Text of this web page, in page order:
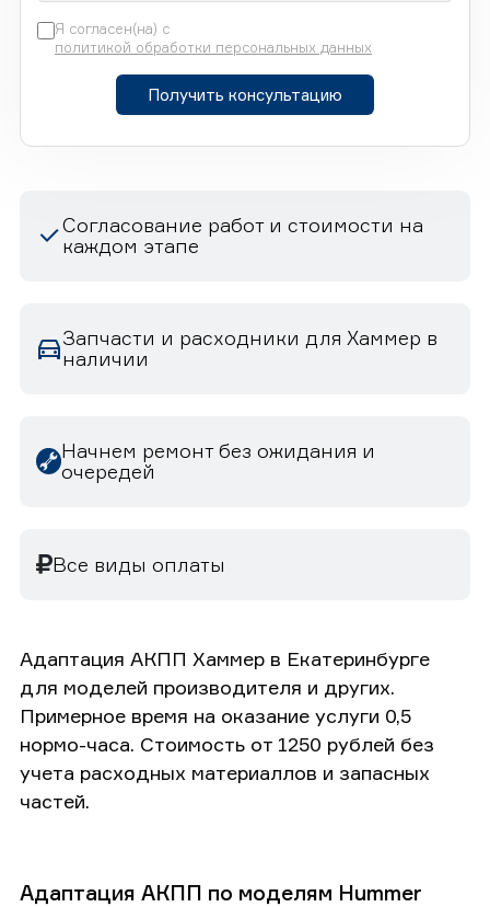
Я согласен(на) с
политикой обработки персональных данных
Получить консультацию
Согласование работ и стоимости на
каждом этапе
Запчасти и расходники для Хаммер в
наличии
Начнем ремонт без ожидания и
очередей
Все виды оплаты
Адаптация АКПП Хаммер в Екатеринбурге
для моделей производителя и других.
Примерное время на оказание услуги 0,5
нормо-часа. Стоимость от 1250 рублей без
учета расходных материаллов и запасных
частей.
Адаптация АКПП по моделям Hummer